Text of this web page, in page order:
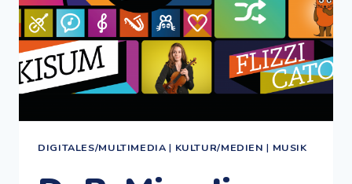
DIGITALES/MULTIMEDIA | KULTUR/MEDIEN | MUSIK